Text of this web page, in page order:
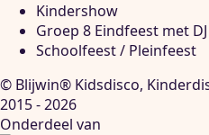
Kindershow
Groep 8 Eindfeest met
Schoolfeest / Pleinfeest
© Blijwin® Kidsdisco,
2015 - 2026
Onderdeel van